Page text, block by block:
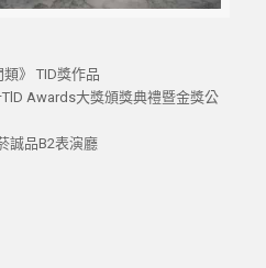
》 TID獎作品
Awards大獎頒獎典禮暨金獎公
誠品B2表演廳